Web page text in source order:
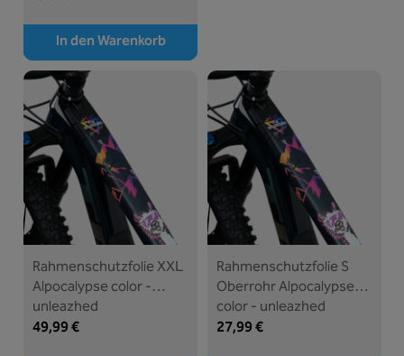
In den Warenkorb
Rahmenschutzfolie XXL
Alpocalypse color -
unleazhed
49,99 €
Rahmenschutzfolie S
Oberrohr Alpocalypse
color - unleazhed
27,99 €